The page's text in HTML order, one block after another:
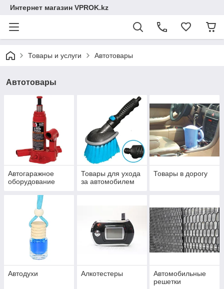
Интернет магазин VPROK.kz
Товары и услуги Автотовары
Автотовары
Автогаражное
оборудование
Товары для ухода
за автомобилем
Товары в дорогу
Автодухи Алкотестеры
Автомобильные
решетки